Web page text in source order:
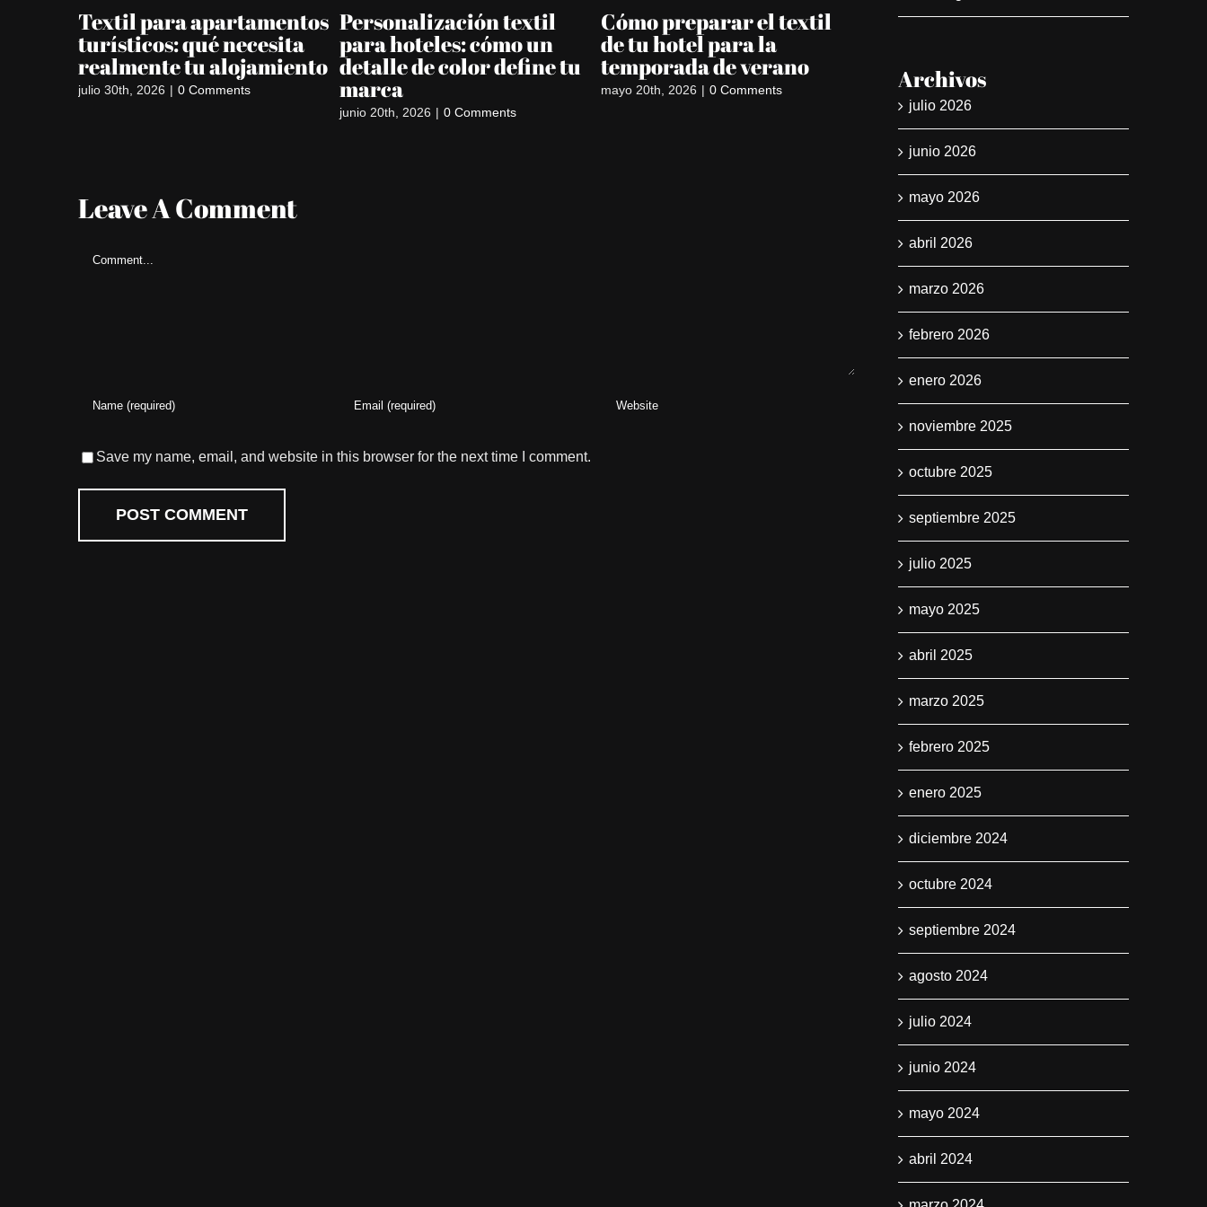
Textil para apartamentos
turísticos: qué necesita
realmente tu alojamiento
julio 30th, 2026 | 0 Comments
Personalización textil
para hoteles: cómo un
detalle de color define tu
marca
junio 20th, 2026 | 0 Comments
Cómo preparar el textil
de tu hotel para la
temporada de verano
mayo 20th, 2026 | 0 Comments
Ropa de cama para
confort, higiene y
durabilidad
abril 23rd, 2026 | 0 Comments
Toallas
Leave A Comment
Comment
Save my name, email, and website in this browser for the next time I comment.
Archivos
julio 2026
junio 2026
mayo 2026
abril 2026
marzo 2026
febrero 2026
enero 2026
noviembre 2025
octubre 2025
septiembre 2025
julio 2025
mayo 2025
abril 2025
marzo 2025
febrero 2025
enero 2025
diciembre 2024
octubre 2024
septiembre 2024
agosto 2024
julio 2024
junio 2024
mayo 2024
abril 2024